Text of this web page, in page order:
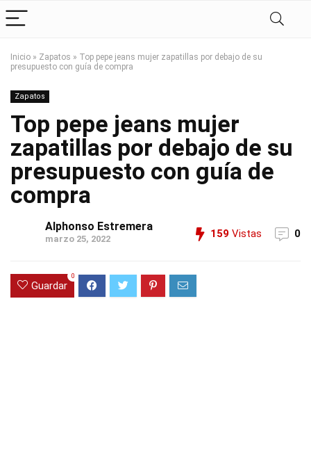
Inicio » Zapatos » Top pepe jeans mujer zapatillas por debajo de su
presupuesto con guía de compra
Zapatos
Top pepe jeans mujer
zapatillas por debajo de su
presupuesto con guía de
compra
Alphonso Estremera
marzo 25, 2022 159 Vistas 0
Guardar
0